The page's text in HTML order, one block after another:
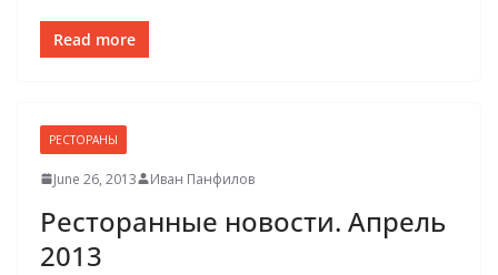
Read more
РЕСТОРАНЫ
June 26, 2013 Иван Панфилов
Ресторанные новости. Апрель
2013